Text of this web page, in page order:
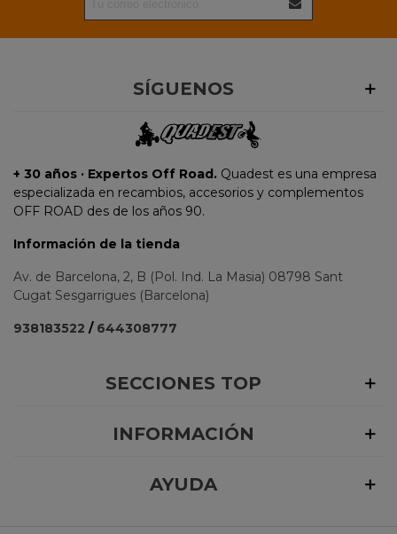
SÍGUENOS
+ 30 años · Expertos Off Road. Quadest es una empresa
especializada en recambios, accesorios y complementos
OFF ROAD des de los años 90.
Información de la tienda
Av. de Barcelona, 2, B (Pol. Ind. La Masia) 08798 Sant
Cugat Sesgarrigues (Barcelona)
938183522 / 644308777
SECCIONES TOP
INFORMACIÓN
AYUDA